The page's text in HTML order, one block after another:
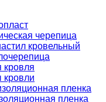
черепица
кровельный
кровля
кровли
пленка
пленка